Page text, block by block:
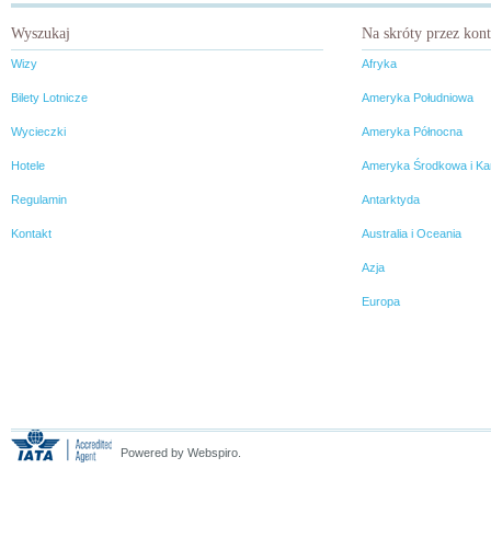
Wyszukaj
Wizy
Bilety Lotnicze
Wycieczki
Hotele
Regulamin
Kontakt
Na skróty przez
Afryka
Ameryka Południowa
Ameryka Północna
Ameryka Środkowa i
Antarktyda
Australia i Oceania
Azja
Europa
Powered by Webspiro.